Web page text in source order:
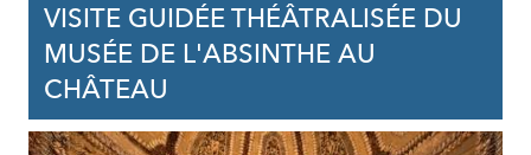
VISITE GUIDÉE THÉÂTRALISÉE DU
MUSÉE DE L'ABSINTHE AU
CHÂTEAU